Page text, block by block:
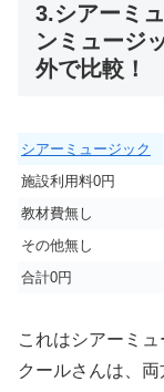
3.シアーミ
ンミュージ
外で比較！
シアーミュージック
施設利用料0円
教材費無し
その他無し
合計0円
これはシアーミ
クールさんは、